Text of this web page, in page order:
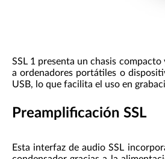
SSL 1 presenta un chasis
a ordenadores portátiles o
USB, lo que facilita el uso en
Preamplificación SSL
Esta interfaz de audio SSL